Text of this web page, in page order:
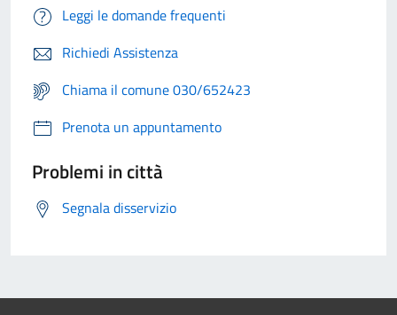
Leggi le domande frequenti
Richiedi Assistenza
Chiama il comune 030/652423
Prenota un appuntamento
Problemi in città
Segnala disservizio